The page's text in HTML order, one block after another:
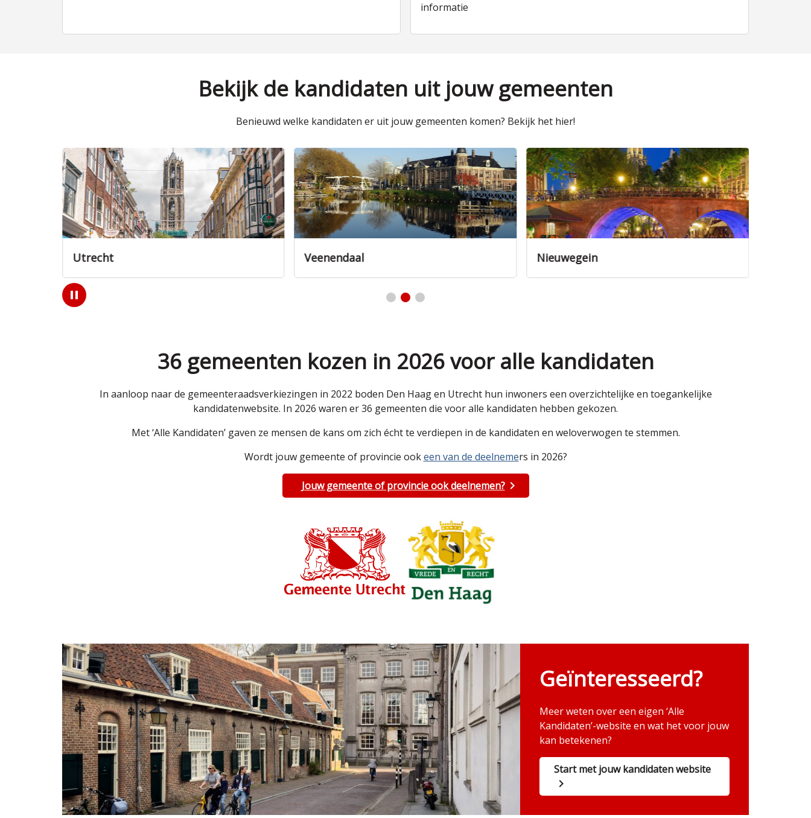
informatie
Bekijk de kandidaten uit jouw gemeenten
Benieuwd welke kandidaten er uit jouw gemeenten komen? Bekijk het hier!
Veenendaal Nieuwegein Amersfoort
Play
/
36 gemeenten kozen in 2026 voor alle kandidaten
In aanloop naar de gemeenteraadsverkiezingen in 2022 boden Den Haag en Utrecht hun inwoners een overzichtelijke en toegankelijke
kandidatenwebsite. In 2026 waren er 36 gemeenten die voor alle kandidaten hebben gekozen.
Met ‘Alle Kandidaten’ gaven ze mensen de kans om zich écht te verdiepen in de kandidaten en weloverwogen te stemmen.
Wordt jouw gemeente of provincie ookeen van de deelnemers in 2026?
Jouw gemeente of provincie ook deelnemen?
Geïnteresseerd?
Meer weten over een eigen ‘Alle
Kandidaten’-website en wat het voor jouw
kan betekenen?
Start met jouw kandidaten website